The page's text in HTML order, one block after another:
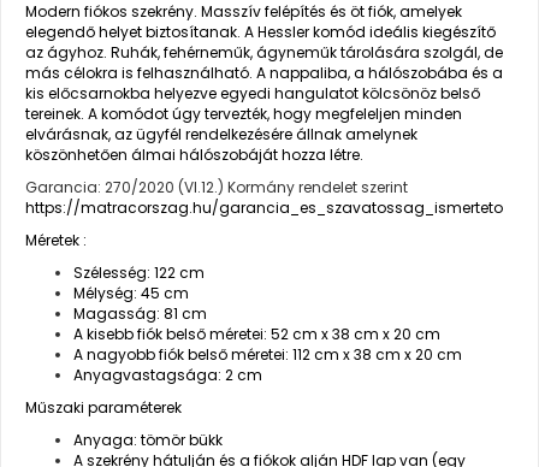
Modern fiókos szekrény. Masszív felépítés és öt fiók, amelyek
elegendő helyet biztosítanak. A Hessler komód ideális kiegészítő
az ágyhoz. Ruhák, fehérneműk, ágyneműk tárolására szolgál, de
más célokra is felhasználható. A nappaliba, a hálószobába és a
kis előcsarnokba helyezve egyedi hangulatot kölcsönöz belső
tereinek. A komódot úgy tervezték, hogy megfeleljen minden
elvárásnak, az ügyfél rendelkezésére állnak amelynek
köszönhetően álmai hálószobáját hozza létre.
Garancia: 270/2020 (VI.12.) Kormány rendelet szerint
https://matracorszag.hu/garancia_es_szavatossag_ismerteto
Méretek :
Szélesség: 122 cm
Mélység: 45 cm
Magasság: 81 cm
A kisebb fiók belső méretei: 52 cm x 38 cm x 20 cm
A nagyobb fiók belső méretei: 112 cm x 38 cm x 20 cm
Anyagvastagsága: 2 cm
Műszaki paraméterek
Anyaga: tömör bükk
A szekrény hátulján és a fiókok alján HDF lap van (egy